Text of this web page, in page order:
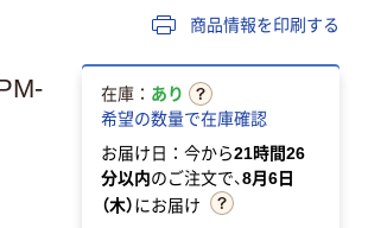
商品情報を印刷する
在庫： あり
希望の数量で在庫確認
お届け日：今から21時間26
分以内のご注文で、8月6日
（木）にお届け